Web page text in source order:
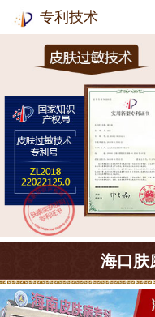
专利技术
海口肤